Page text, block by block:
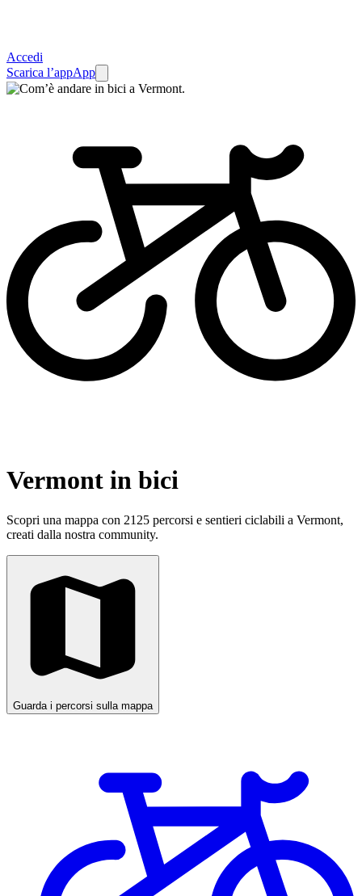
Accedi
Scarica l’appApp
Vermont in bici
Scopri una mappa con 2125 percorsi e sentieri ciclabili a Vermont,
creati dalla nostra community.
Guarda i percorsi sulla mappa